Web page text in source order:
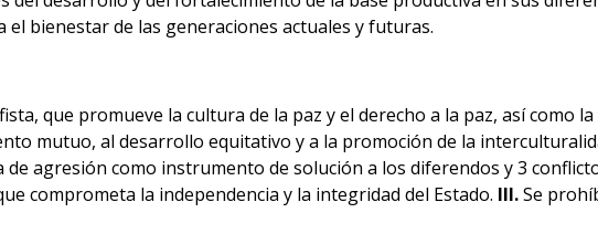
bienestar de las generaciones actuales y futuras.
que promueve la cultura de la paz y el derecho a la paz, así como
mutuo, al desarrollo equitativo y a la promoción de la
agresión como instrumento de solución a los diferendos y 3
comprometa la independencia y la integridad del Estado. III.Se